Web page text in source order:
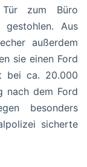
zum Büro
gestohlen. Aus
außerdem
sie einen Ford
bei ca. 20.000
nach dem Ford
besonders
sicherte